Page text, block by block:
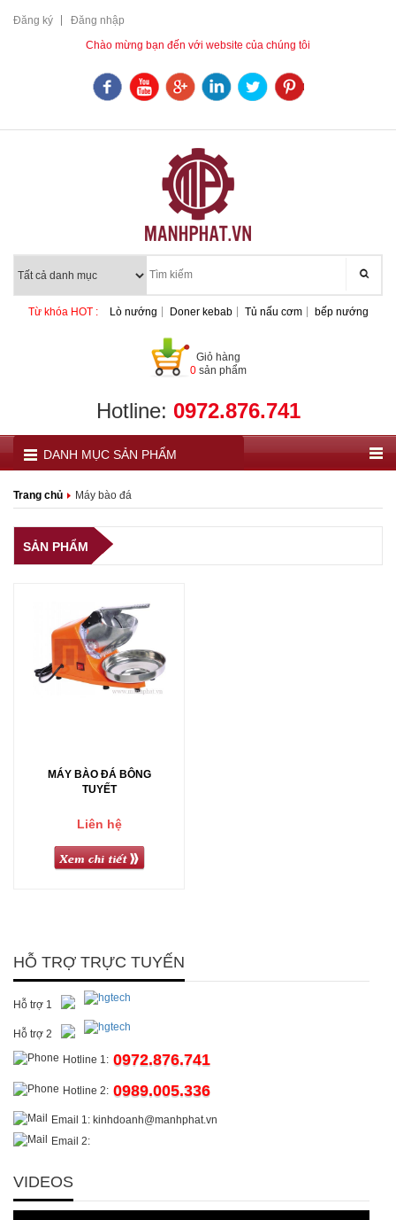
Đăng ký
Đăng nhập
Chào mừng bạn đến với website của chúng tôi
Từ khóa HOT : Lò nướng Doner kebab Tủ nấu cơm bếp nướng
Giỏ hàng
0 sản phẩm
Hotline: 0972.876.741
DANH MỤC SẢN PHẨM
Trang chủ Máy bào đá
SẢN PHẨM
MÁY BÀO ĐÁ BÔNG
TUYẾT
Liên hệ
HỖ TRỢ TRỰC TUYẾN
Hỗ trợ 1
Hỗ trợ 2
Hotline 1: 0972.876.741
Hotline 2: 0989.005.336
Email 1: kinhdoanh@manhphat.vn
Email 2:
VIDEOS